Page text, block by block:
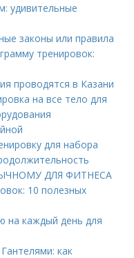
удивительные
законы или правила
тренировок:
проводятся в Казани
на все тело для
для набора
ДЛЯ ФИТНЕСА
10 полезных
на каждый день для
как